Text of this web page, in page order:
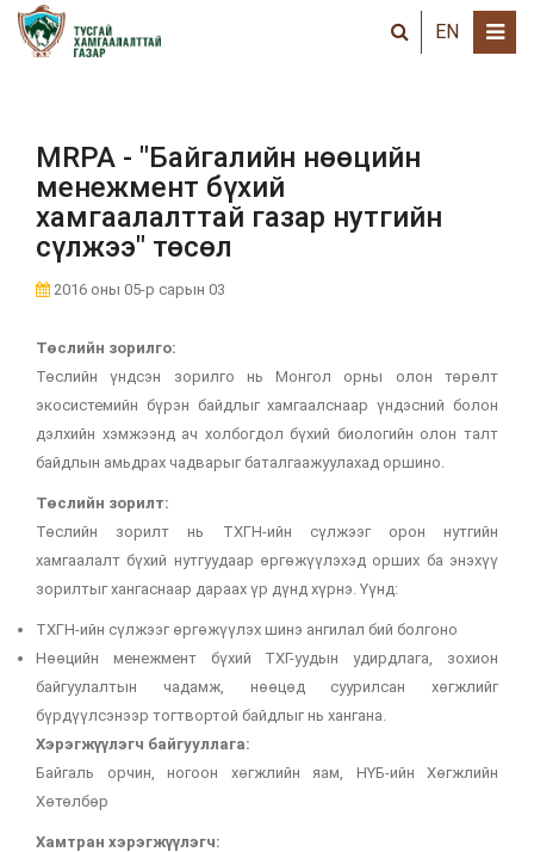
EN
MRPA - "Байгалийн нөөцийн
менежмент бүхий
хамгаалалттай газар нутгийн
сүлжээ" төсөл
2016 оны 05-р сарын 03
Төслийн зорилго:
Төслийн үндсэн зорилго нь Монгол орны олон төрөлт
экосистемийн бүрэн байдлыг хамгаалснаар үндэсний болон
дэлхийн хэмжээнд ач холбогдол бүхий биологийн олон талт
байдлын амьдрах чадварыг баталгаажуулахад оршино.
Төслийн зорилт:
Төслийн зорилт нь ТХГН-ийн сүлжээг орон нутгийн
хамгаалалт бүхий нутгуудаар өргөжүүлэхэд орших ба энэхүү
зорилтыг хангаснаар дараах үр дүнд хүрнэ. Үүнд:
ТХГН-ийн сүлжээг өргөжүүлэх шинэ ангилал бий болгоно
Нөөцийн менежмент бүхий ТХГ-уудын удирдлага, зохион
байгуулалтын чадамж, нөөцөд суурилсан хөгжлийг
бүрдүүлсэнээр тогтвортой байдлыг нь хангана.
Хэрэгжүүлэгч байгууллага:
Байгаль орчин, ногоон хөгжлийн яам, НҮБ-ийн Хөгжлийн
Хөтөлбөр
Хамтран хэрэгжүүлэгч: